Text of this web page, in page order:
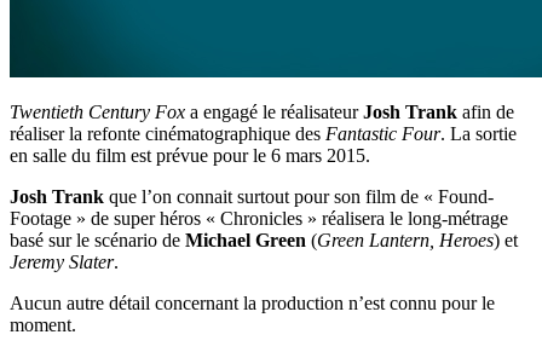
Twentieth Century Fox a engagé le réalisateurJosh Trank afin de
réaliser la refonte cinématographique des Fantastic Four. La sortie
en salle du film est prévue pour le 6 mars 2015.
Josh Trank que l’on connait surtout pour son film de « Found-
Footage » de super héros « Chronicles » réalisera le long-métrage
basé sur le scénario de Michael Green (Green Lantern, Heroes) et
Jeremy Slater.
Aucun autre détail concernant la production n’est connu pour le
moment.